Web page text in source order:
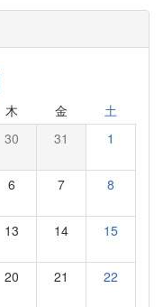
木 金 土
30 31 1
6 7 8
13 14 15
20 21 22